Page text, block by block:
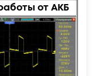
от АКБ